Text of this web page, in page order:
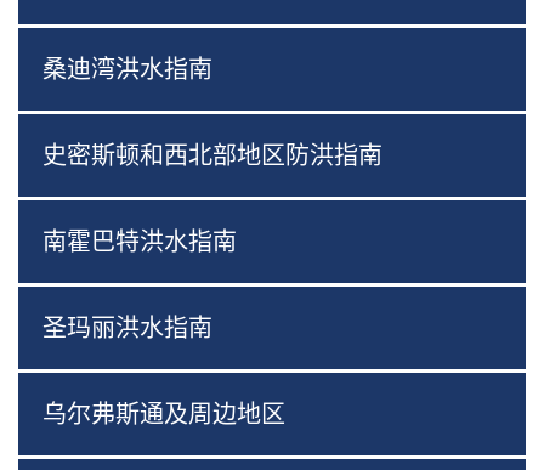
桑迪湾洪水指南
史密斯顿和西北部地区防洪指南
南霍巴特洪水指南
圣玛丽洪水指南
乌尔弗斯通及周边地区